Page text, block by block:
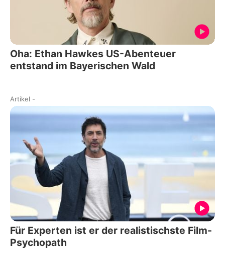
Oha: Ethan Hawkes US-Abenteuer
entstand im Bayerischen Wald
Artikel -
Für Experten ist er der realistischste Film-
Psychopath